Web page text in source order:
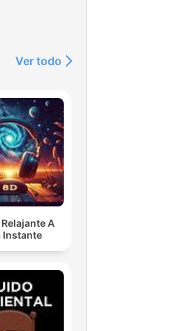
Ver todo
A
Instante